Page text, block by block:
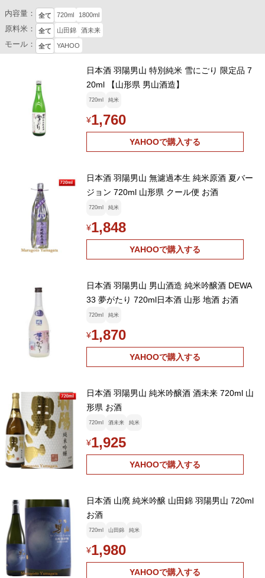
内容量： 全て 720ml 1800ml
原料米： 全て 山田錦 酒未来
モール： 全て YAHOO
日本酒 羽陽男山 特別純米 雪にごり 限定品 7
20ml 【山形県 男山酒造】
720ml 純米
¥1,760
YAHOOで購入する
日本酒 羽陽男山 無濾過本生 純米原酒 夏バー
ジョン 720ml 山形県 クール便 お酒
720ml 純米
¥1,848
YAHOOで購入する
日本酒 羽陽男山 男山酒造 純米吟醸酒 DEWA
33 夢がたり 720ml日本酒 山形 地酒 お酒
720ml 純米
¥1,870
YAHOOで購入する
日本酒 羽陽男山 純米吟醸酒 酒未来 720ml 山
形県 お酒
720ml 酒未来 純米
¥1,925
YAHOOで購入する
日本酒 山廃 純米吟醸 山田錦 羽陽男山 720ml
お酒
720ml 山田錦 純米
¥1,980
YAHOOで購入する